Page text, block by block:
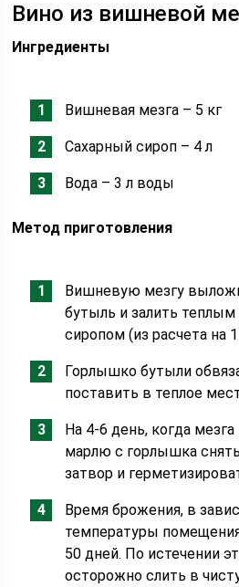
Вино из вишневой
Ингредиенты
Вишневая мезга – 5 кг
Сахарный сироп – 4 л
Вода – 3 л воды
Метод приготовления
Вишневую мезгу
бутыль и залить
сиропом (из расчета на
Горлышко бутыли
поставить в теплое
На 4-6 день, когда
марлю с горлышка
затвор и
Время брожения, в
температуры
50 дней. По истечении
осторожно слить в